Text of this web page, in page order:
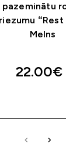
pazeminātu
“Rest
Melns
22.00€‎